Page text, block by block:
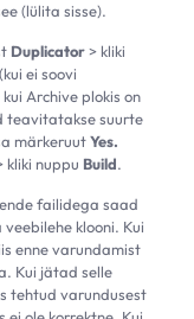
(lülita sisse).
Duplicator> kliki
ei soovi
kui Archive plokis on
teavitatakse suurte
märkeruutYes.
kliki nuppu Build.
failidega saad
klooni. Kui
enne varundamist
Kui jätad selle
tehtud varundusest